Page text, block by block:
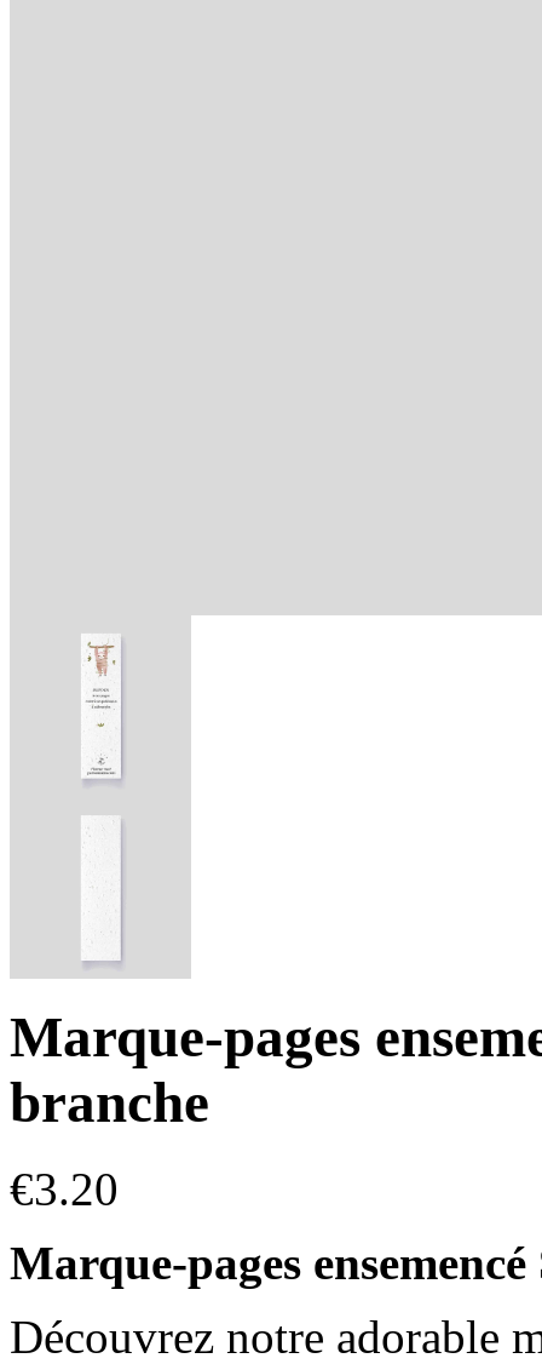
Marque-pages
branche
€3.20
Marque-pages
Découvrez notre adorable